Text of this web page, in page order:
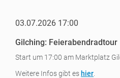
03.07.2026 17:00
Gilching: Feierabendradtour
Start um 17:00 am Marktplatz
Weitere Infos gibt es hier